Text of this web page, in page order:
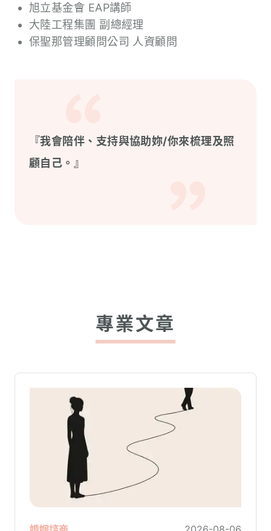
旭立基金會 EAP講師
大陸工程集團 副總經理
保聖那管理顧問公司 人資顧問
『我會陪伴、支持與協助妳/你來梳理及照
顧自己。』
專業文章